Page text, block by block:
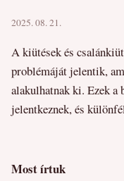
2025. 08. 21.
A kiütések és
problémáját jelentik,
alakulhatnak ki. Ezek
jelentkeznek, és
Most írtuk